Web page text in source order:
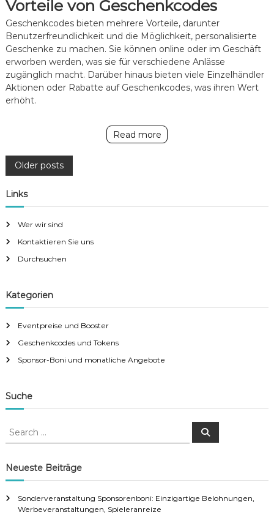
Vorteile von Geschenkcodes
Geschenkcodes bieten mehrere Vorteile, darunter
Benutzerfreundlichkeit und die Möglichkeit, personalisierte
Geschenke zu machen. Sie können online oder im Geschäft
erworben werden, was sie für verschiedene Anlässe
zugänglich macht. Darüber hinaus bieten viele Einzelhändler
Aktionen oder Rabatte auf Geschenkcodes, was ihren Wert
erhöht.
Read more
P
o
s
t
n
a
v
i
g
a
t
i
Older posts
Links
Wer wir sind
Kontaktieren Sie uns
Durchsuchen
Kategorien
Eventpreise und Booster
Geschenkcodes und Tokens
Sponsor-Boni und monatliche Angebote
Suche
S
r
c
f
S
Neueste Beiträge
Sonderveranstaltung Sponsorenboni: Einzigartige Belohnungen,
Werbeveranstaltungen, Spieleranreize